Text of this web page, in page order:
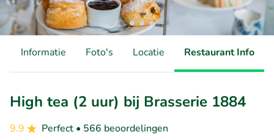
Informatie Foto's Locatie Restaurant Info
High tea (2 uur) bij Brasserie 1884
9.9 Perfect • 566 beoordelingen